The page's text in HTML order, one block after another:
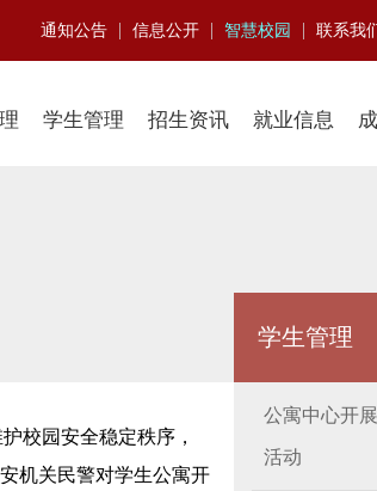
通知公告 | 信息公开 | 智慧校园 | 联系我
学生管理 招生资讯 就业信息
校园安全稳定秩序，
机关民警对学生公寓开
学生管理
公寓中心开
活动